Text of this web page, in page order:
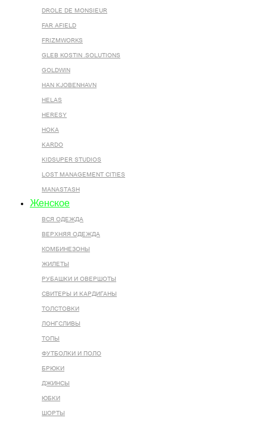
DROLE DE MONSIEUR
FAR AFIELD
FRIZMWORKS
GLEB KOSTIN .SOLUTIONS
GOLDWIN
HAN KJOBENHAVN
HELAS
HERESY
HOKA
KARDO
KIDSUPER STUDIOS
LOST MANAGEMENT CITIES
MANASTASH
Женское
ВСЯ ОДЕЖДА
ВЕРХНЯЯ ОДЕЖДА
КОМБИНЕЗОНЫ
ЖИЛЕТЫ
РУБАШКИ И ОВЕРШОТЫ
СВИТЕРЫ И КАРДИГАНЫ
ТОЛСТОВКИ
ЛОНГСЛИВЫ
ТОПЫ
ФУТБОЛКИ И ПОЛО
БРЮКИ
ДЖИНСЫ
ЮБКИ
ШОРТЫ